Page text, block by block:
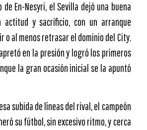
de En-Nesyri, el Sevilla dejó una buena
actitud y sacrificio, con un arranque
o al menos retrasar el dominio del City.
en la presión y logró los primeros
la gran ocasión inicial se la apuntó
subida de líneas del rival, el campeón
su fútbol, sin excesivo ritmo, y cerca